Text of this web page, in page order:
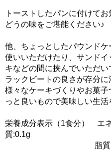
トーストしたパンに付けて
どうの味をご堪能ください♪
他、ちょっとしたパウンド
使いいただけたり、サンド
キなどの間に挟んでいただ
ラックビートの良さが存分に
様々なケーキづくりやお菓
っと良いもので美味しい生
栄養成分表示（1食分） エ
質:0.1g
脂質:0.02g 炭